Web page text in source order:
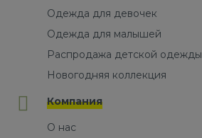
Одежда для девочек
Одежда для малышей
Распродажа детской одежды
Новогодняя коллекция
Компания
О нас